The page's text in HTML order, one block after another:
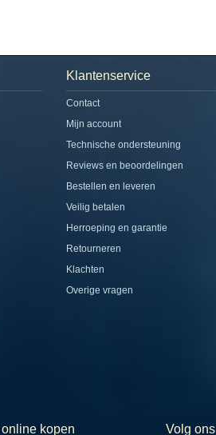
Klantenservice
Contact
Mijn account
Technische ondersteuning
Reviews en beoordelingen
Bestellen en leveren
Veilig betalen
Herroeping en garantie
Retourneren
Klachten
Overige vragen
kopen Volg ons